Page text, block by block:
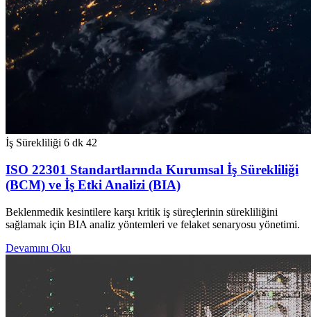
İş Sürekliliği 6 dk 42
ISO 22301 Standartlarında Kurumsal İş Sürekliliği
(BCM) ve İş Etki Analizi (BIA)
Beklenmedik kesintilere karşı kritik iş süreçlerinin sürekliliğini
sağlamak için BIA analiz yöntemleri ve felaket senaryosu yönetimi.
Devamını Oku